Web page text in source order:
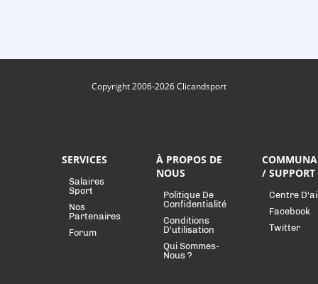
Copyright 2006-2026 Clicandsport
SERVICES
Salaires
Sport
Nos
Partenaires
Forum
À PROPOS DE
NOUS
Politique De
Confidentialité
Conditions
D'utilisation
Qui Sommes-
Nous ?
/ SUPPORT
Centre
Facebook
Twitter